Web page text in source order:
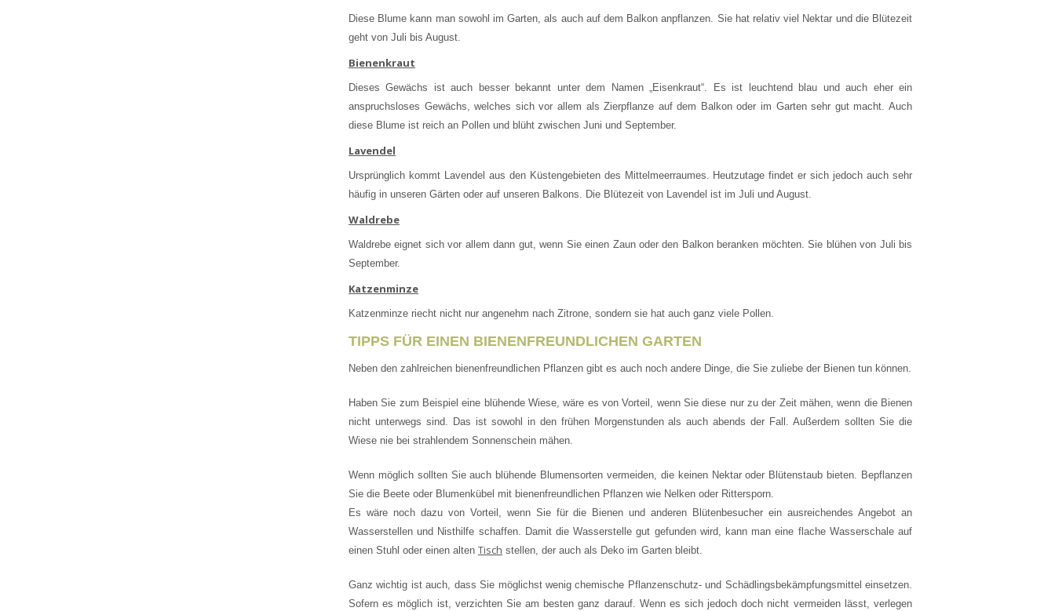
Diese Blume kann man sowohl im Garten, als auch auf dem Balkon anpflanzen. Sie hat relativ viel Nektar und die Blütezeit
geht von Juli bis August.
Bienenkraut
Dieses Gewächs ist auch besser bekannt unter dem Namen „Eisenkraut“. Es ist leuchtend blau und auch eher ein
anspruchsloses Gewächs, welches sich vor allem als Zierpflanze auf dem Balkon oder im Garten sehr gut macht. Auch
diese Blume ist reich an Pollen und blüht zwischen Juni und September.
Lavendel
Ursprünglich kommt Lavendel aus den Küstengebieten des Mittelmeerraumes. Heutzutage findet er sich jedoch auch sehr
häufig in unseren Gärten oder auf unseren Balkons. Die Blütezeit von Lavendel ist im Juli und August.
Waldrebe
Waldrebe eignet sich vor allem dann gut, wenn Sie einen Zaun oder den Balkon beranken möchten. Sie blühen von Juli bis
September.
Katzenminze
Katzenminze riecht nicht nur angenehm nach Zitrone, sondern sie hat auch ganz viele Pollen.
TIPPS FÜR EINEN BIENENFREUNDLICHEN GARTEN
Neben den zahlreichen bienenfreundlichen Pflanzen gibt es auch noch andere Dinge, die Sie zuliebe der Bienen tun können.
Haben Sie zum Beispiel eine blühende Wiese, wäre es von Vorteil, wenn Sie diese nur zu der Zeit mähen, wenn die Bienen
nicht unterwegs sind. Das ist sowohl in den frühen Morgenstunden als auch abends der Fall. Außerdem sollten Sie die
Wiese nie bei strahlendem Sonnenschein mähen.
Wenn möglich sollten Sie auch blühende Blumensorten vermeiden, die keinen Nektar oder Blütenstaub bieten. Bepflanzen
Sie die Beete oder Blumenkübel mit bienenfreundlichen Pflanzen wie Nelken oder Rittersporn.
Es wäre noch dazu von Vorteil, wenn Sie für die Bienen und anderen Blütenbesucher ein ausreichendes Angebot an
Wasserstellen und Nisthilfe schaffen. Damit die Wasserstelle gut gefunden wird, kann man eine flache Wasserschale auf
einen Stuhl oder einen alten Tisch stellen, der auch als Deko im Garten bleibt.
Ganz wichtig ist auch, dass Sie möglichst wenig chemische Pflanzenschutz- und Schädlingsbekämpfungsmittel einsetzen.
Sofern es möglich ist, verzichten Sie am besten ganz darauf. Wenn es sich jedoch doch nicht vermeiden lässt, verlegen